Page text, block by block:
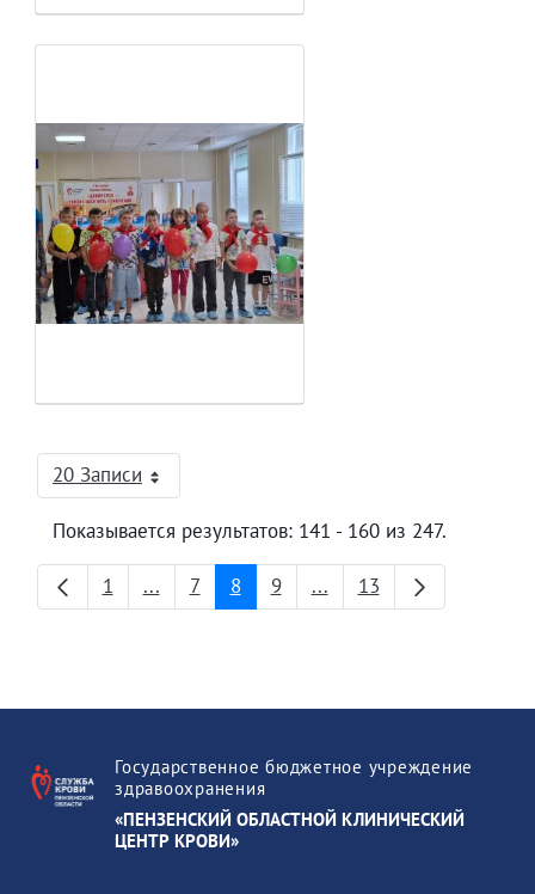
20 ЗаписиНа страницу
Показывается результатов: 141 - 160 из 247.
Страница
1 ...Промежуточные страницы
Страница
7 Страница
8 Страница
9 ...Промежуточные
Страница
13
Государственное бюджетное учреждение
здравоохранения
«ПЕНЗЕНСКИЙ ОБЛАСТНОЙ КЛИНИЧЕСКИЙ
ЦЕНТР КРОВИ»